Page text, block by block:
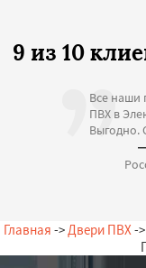
9 из 10
Все наши
ПВХ в
Выгодно.
Главная -> Двери ПВХ ->